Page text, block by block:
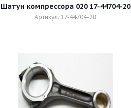
Шатун компрессора 020 17-44704-20
Артикул: 17-44704-20